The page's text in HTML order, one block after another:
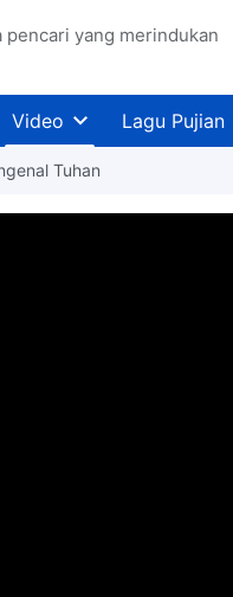
pencari yang merindukan
Video Lagu Pujian
Tuhan